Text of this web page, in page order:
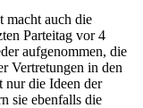
macht auch die
Parteitag vor 4
aufgenommen, die
Vertretungen in den
nur die Ideen der
sie ebenfalls die